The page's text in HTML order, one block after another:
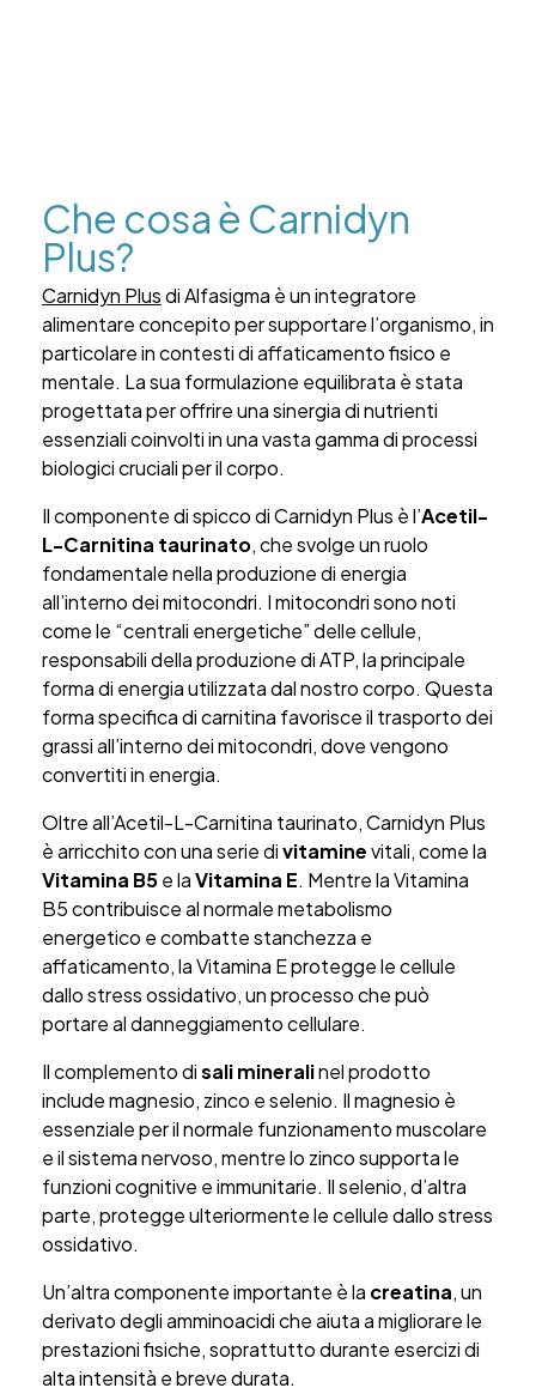
Che cosa è Carnidyn
Plus?
Carnidyn Plusdi Alfasigma è un integratore
alimentare concepito per supportare l’organismo, in
particolare in contesti di affaticamento fisico e
mentale. La sua formulazione equilibrata è stata
progettata per offrire una sinergia di nutrienti
essenziali coinvolti in una vasta gamma di processi
biologici cruciali per il corpo.
Il componente di spicco di Carnidyn Plus è l’Acetil-
L-Carnitina taurinato, che svolge un ruolo
fondamentale nella produzione di energia
all’interno dei mitocondri. I mitocondri sono noti
come le “centrali energetiche” delle cellule,
responsabili della produzione di ATP, la principale
forma di energia utilizzata dal nostro corpo. Questa
forma specifica di carnitina favorisce il trasporto dei
grassi all’interno dei mitocondri, dove vengono
convertiti in energia.
Oltre all’Acetil-L-Carnitina taurinato, Carnidyn Plus
è arricchito con una serie divitaminevitali, come la
Vitamina B5e laVitamina E. Mentre la Vitamina
B5 contribuisce al normale metabolismo
energetico e combatte stanchezza e
affaticamento, la Vitamina E protegge le cellule
dallo stress ossidativo, un processo che può
portare al danneggiamento cellulare.
Il complemento disali mineralinel prodotto
include magnesio, zinco e selenio. Il magnesio è
essenziale per il normale funzionamento muscolare
e il sistema nervoso, mentre lo zinco supporta le
funzioni cognitive e immunitarie. Il selenio, d’altra
parte, protegge ulteriormente le cellule dallo stress
ossidativo.
Un’altra componente importante è la creatina, un
derivato degli amminoacidi che aiuta a migliorare le
prestazioni fisiche, soprattutto durante esercizi di
alta intensità e breve durata.